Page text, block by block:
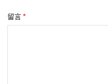
留言 *